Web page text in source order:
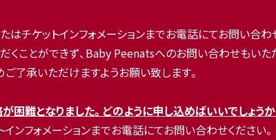
チケットインフォメーションまでお電話にてお問い合
くことができず、Baby Peenatsへのお問い合わせもい
了承いただけますようお願い致します。
困難となりました。どのように申し込めばいいでしょうか
ンフォメーションまでお電話にてお問い合わせください